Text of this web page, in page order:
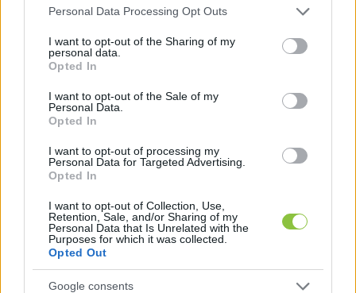
Please note that this website/app uses one or more Google
not limited to your visit or usage behaviour. You may click to
grant or deny consent to Google and its third-party tags to
use your data for below specified purposes in below Google
consent section.
Personal Data Processing Opt Outs
I want to opt-out of the Sharing of my
personal data.
Opted In
I want to opt-out of the Sale of my
Personal Data.
Opted In
I want to opt-out of processing my
Personal Data for Targeted Advertising.
Opted In
I want to opt-out of Collection, Use,
Retention, Sale, and/or Sharing of my
Personal Data that Is Unrelated with the
Purposes for which it was collected.
Opted Out
Google consents
Összességében elmondható, hogy a Tisza Párt
elnöke a helyi és az országos témák között
miniszterelnöknek” nevezte, a polgármestert
következetesen „tanácselnök asszonynak”.
Magyar ígéretet is tett a kecskemétieknek:
győzni fognak a választáson, utána pedig
utcabál lesz. Ezt követően bemutatta a Tisza két
képviselőjelöltjét, Molnár Jánost és
Csőszi
Attilát – mindketten 10-15 percen át beszéltek.
Molnár (Bács 2. számú OEVK) arról beszélt, hogy